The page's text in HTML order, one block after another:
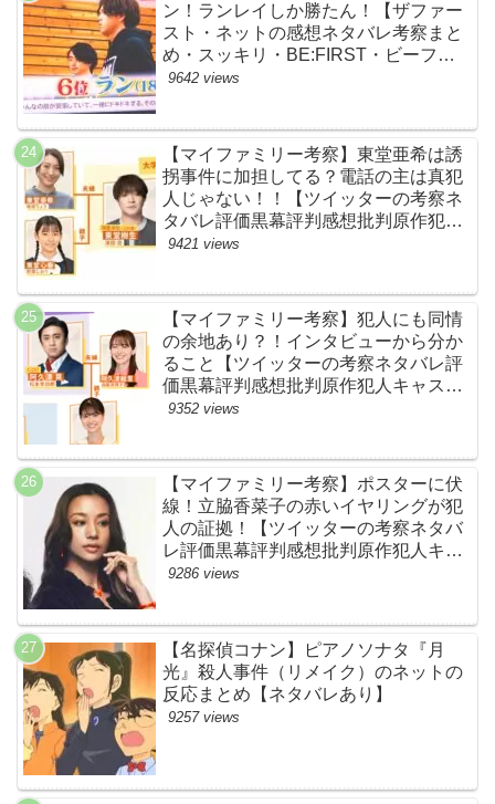
ン！ランレイしか勝たん！【ザファー
スト・ネットの感想ネタバレ考察まと
め・スッキリ・BE:FIRST・ビーファ
ースト】
9642 views
【マイファミリー考察】東堂亜希は誘
拐事件に加担してる？電話の主は真犯
人じゃない！！【ツイッターの考察ネ
タバレ評価黒幕評判感想批判原作犯人
キャスト脚本あらすじ伏線まとめ】
9421 views
【マイファミリー考察】犯人にも同情
の余地あり？！インタビューから分か
ること【ツイッターの考察ネタバレ評
価黒幕評判感想批判原作犯人キャスト
脚本あらすじ伏線まとめ】
9352 views
【マイファミリー考察】ポスターに伏
線！立脇香菜子の赤いイヤリングが犯
人の証拠！【ツイッターの考察ネタバ
レ評価黒幕評判感想批判原作犯人キャ
スト脚本あらすじ伏線まとめ・高橋メ
9286 views
【名探偵コナン】ピアノソナタ『月
光』殺人事件（リメイク）のネットの
反応まとめ【ネタバレあり】
9257 views